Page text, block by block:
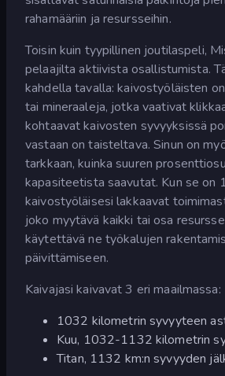
rahamääriin ja resursseihin.
Toisin kuin tyypillinen joutilaspeli,
pelaajilta aktiivista osallistumista.
kahdella tavalla: kaivostyöläisten
tai mineraaleja, jotka vaativat
kohtaavat kaivosten syvyyksissä
vastaan on taisteltava. Sinun on
tarkkaan, kuinka suuren
kapasiteetista saavutat. Kun se on
kaivostyöläisesi lakkaavat
joko myytävä kaikki tai osa
käytettävä ne työkalujen
päivittämiseen.
Kaivajasi kaivavat 3 eri maailmassa:
1032 kilometrin syvyyteen
Kuu, 1032-1132 kilometrin
Titan, 1132 km:n syvyyden